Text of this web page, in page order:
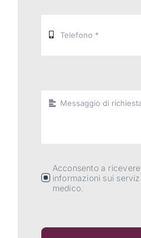
Acconsento a
informazioni sui
medico.